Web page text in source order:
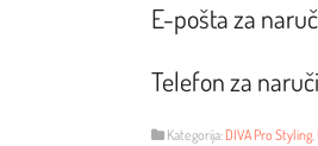
E-pošta za
Telefon za
Kategorija: DIVA Pro Styling,